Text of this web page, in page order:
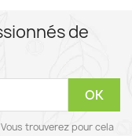
de
trouverez pour cela